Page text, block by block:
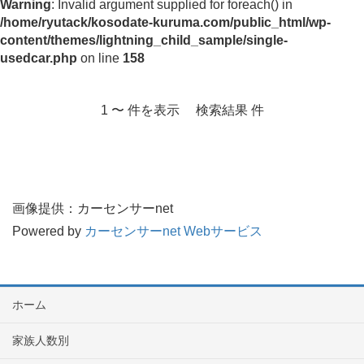
Warning: Invalid argument supplied for foreach() in
/home/ryutack/kosodate-kuruma.com/public_html/wp-
content/themes/lightning_child_sample/single-
usedcar.php on line 158
1 〜 件を表示 検索結果 件
画像提供：カーセンサーnet
Powered by カーセンサーnet Webサービス
ホーム
家族人数別